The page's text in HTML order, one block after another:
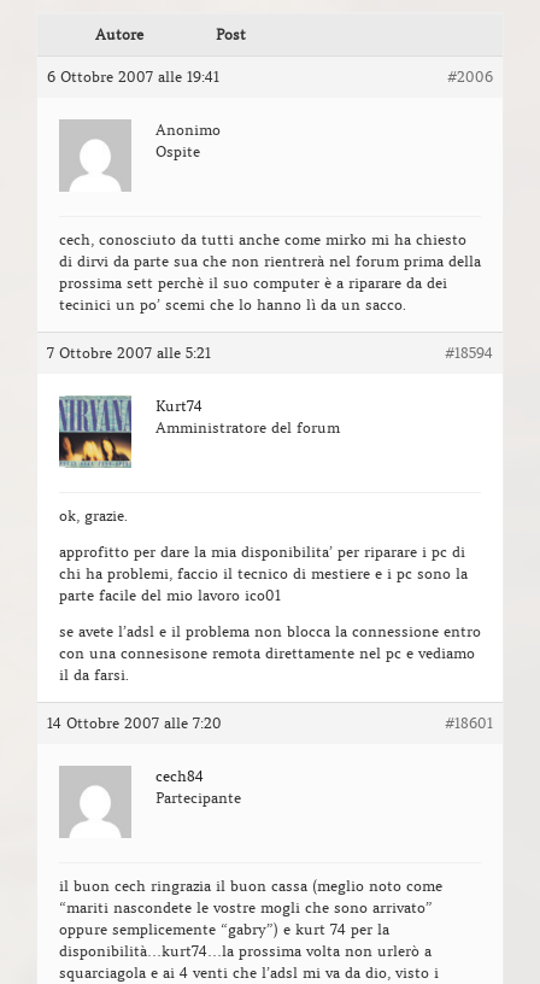
Autore Post
6 Ottobre 2007 alle 19:41 #2006
Anonimo
Ospite
cech, conosciuto da tutti anche come mirko mi ha chiesto
di dirvi da parte sua che non rientrerà nel forum prima della
prossima sett perchè il suo computer è a riparare da dei
tecinici un po’ scemi che lo hanno lì da un sacco.
7 Ottobre 2007 alle 5:21 #18594
Kurt74
Amministratore del forum
ok, grazie.
approfitto per dare la mia disponibilita’ per riparare i pc di
chi ha problemi, faccio il tecnico di mestiere e i pc sono la
parte facile del mio lavoro ico01
se avete l’adsl e il problema non blocca la connessione entro
con una connesisone remota direttamente nel pc e vediamo
il da farsi.
14 Ottobre 2007 alle 7:20 #18601
cech84
Partecipante
il buon cech ringrazia il buon cassa (meglio noto come
“mariti nascondete le vostre mogli che sono arrivato”
oppure semplicemente “gabry”) e kurt 74 per la
disponibilità…kurt74…la prossima volta non urlerò a
squarciagola e ai 4 venti che l’adsl mi va da dio, visto i